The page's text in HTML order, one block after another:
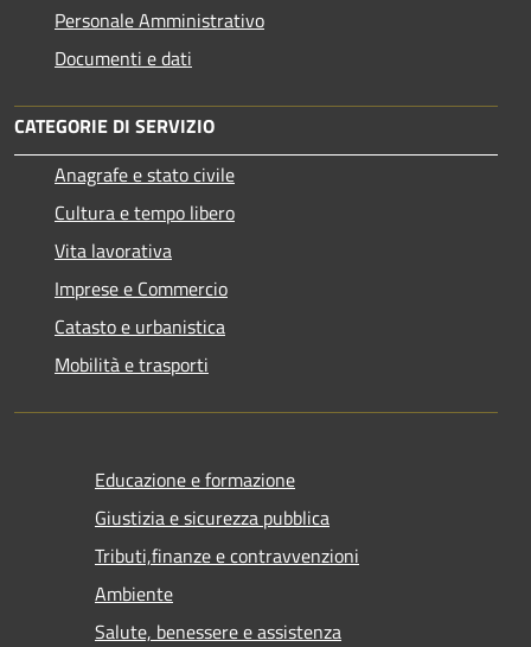
Personale Amministrativo
Documenti e dati
CATEGORIE DI SERVIZIO
Anagrafe e stato civile
Cultura e tempo libero
Vita lavorativa
Imprese e Commercio
Catasto e urbanistica
Mobilità e trasporti
Educazione e formazione
Giustizia e sicurezza pubblica
Tributi,finanze e contravvenzioni
Ambiente
Salute, benessere e assistenza